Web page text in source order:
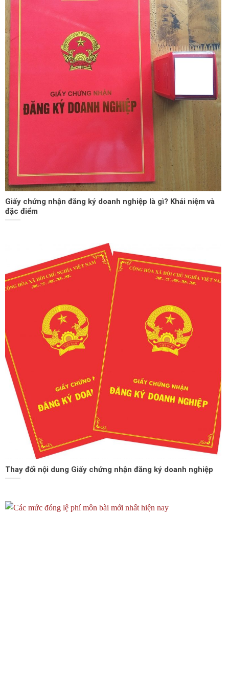
Giấy chứng nhận đăng ký doanh nghiệp là gì? Khái niệm và
đặc điểm
Thay đổi nội dung Giấy chứng nhận đăng ký doanh nghiệp